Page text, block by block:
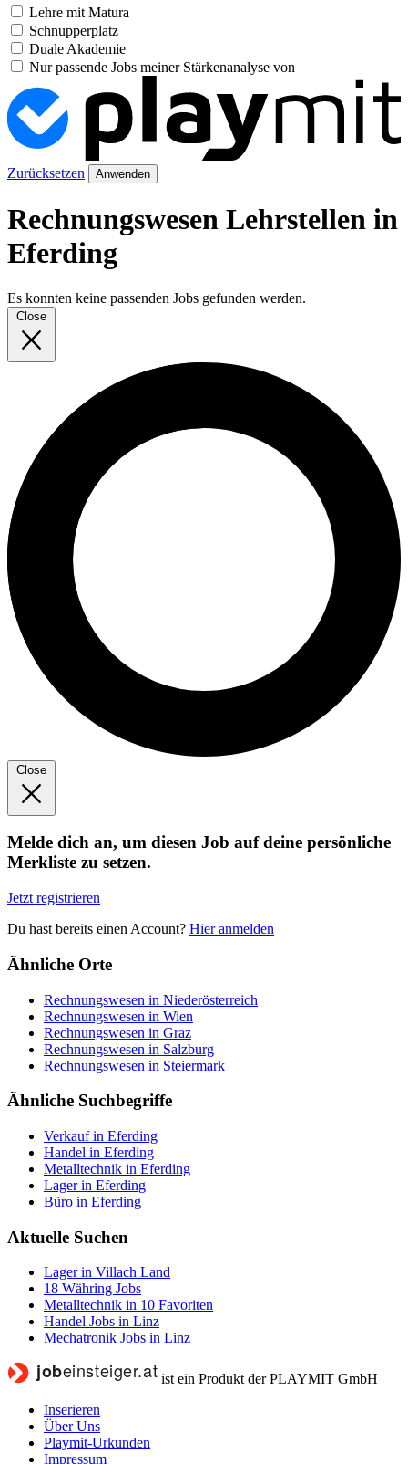
Lehre mit Matura
Schnupperplatz
Duale Akademie
Nur passende Jobs meiner Stärkenanalyse von
Zurücksetzen Anwenden
Rechnungswesen Lehrstellen in
Eferding
Es konnten keine passenden Jobs gefunden werden.
Close
Close
Melde dich an, um diesen Job auf deine persönliche
Merkliste zu setzen.
Jetzt registrieren
Du hast bereits einen Account? Hier anmelden
Ähnliche Orte
Rechnungswesen in Niederösterreich
Rechnungswesen in Wien
Rechnungswesen in Graz
Rechnungswesen in Salzburg
Rechnungswesen in Steiermark
Ähnliche Suchbegriffe
Verkauf in Eferding
Handel in Eferding
Metalltechnik in Eferding
Lager in Eferding
Büro in Eferding
Aktuelle Suchen
Lager in Villach Land
18 Währing Jobs
Metalltechnik in 10 Favoriten
Handel Jobs in Linz
Mechatronik Jobs in Linz
ist ein Produkt der PLAYMIT GmbH
Inserieren
Über Uns
Playmit-Urkunden
Impressum